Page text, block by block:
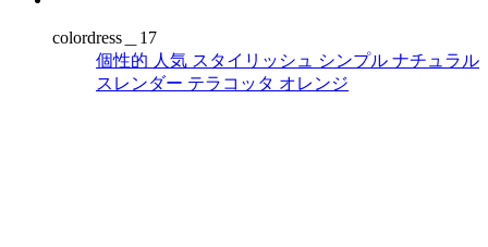
colordress＿17
個性的 人気 スタイリッシュ シンプル ナチュラル
スレンダー テラコッタ オレンジ